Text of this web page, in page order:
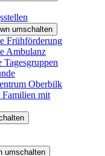
umschalten
Frühförderung
Ambulanz
Tagesgruppen
Oberbilk
Familien mit
umschalten